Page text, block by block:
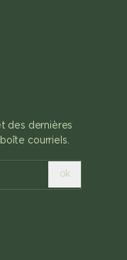
des dernières
courriels.
ok